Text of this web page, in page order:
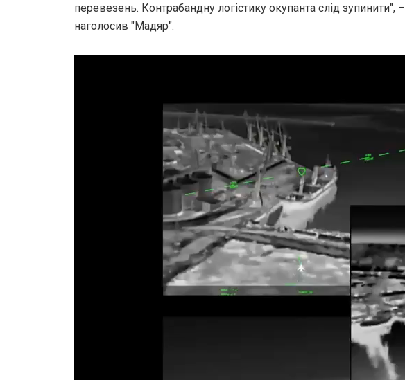
перевезень. Контрабандну логістику окупанта слід зупинити", –
наголосив "Мадяр".